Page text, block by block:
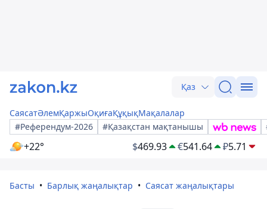
Қаз
СаясатӘлемҚаржыОқиғаҚұқықМақалалар
#Референдум-2026
#Қазақстан мақтанышы
+22° $469.93 €541.64 ₽5.71
Басты Барлық жаңалықтар Саясат жаңалықтары